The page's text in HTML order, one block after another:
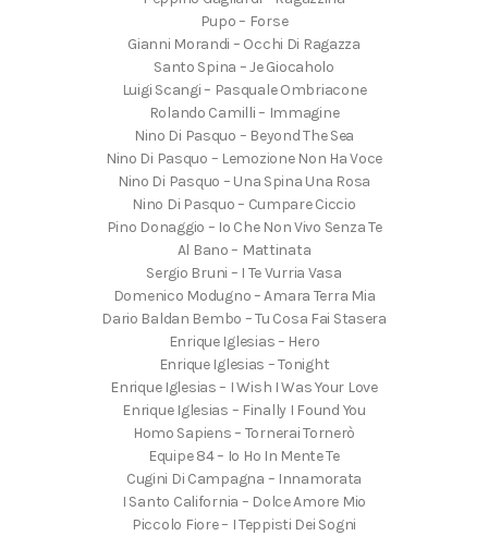
Pupo – Forse
Gianni Morandi – Occhi Di Ragazza
Santo Spina – Je Giocaholo
Luigi Scangi – Pasquale Ombriacone
Rolando Camilli – Immagine
Nino Di Pasquo – Beyond The Sea
Nino Di Pasquo – Lemozione Non Ha Voce
Nino Di Pasquo – Una Spina Una Rosa
Nino Di Pasquo – Cumpare Ciccio
Pino Donaggio – Io Che Non Vivo Senza Te
Al Bano – Mattinata
Sergio Bruni – I Te Vurria Vasa
Domenico Modugno – Amara Terra Mia
Dario Baldan Bembo – Tu Cosa Fai Stasera
Enrique Iglesias – Hero
Enrique Iglesias – Tonight
Enrique Iglesias – I Wish I Was Your Love
Enrique Iglesias – Finally I Found You
Homo Sapiens – Tornerai Tornerò
Equipe 84 – Io Ho In Mente Te
Cugini Di Campagna – Innamorata
I Santo California – Dolce Amore Mio
Piccolo Fiore – I Teppisti Dei Sogni